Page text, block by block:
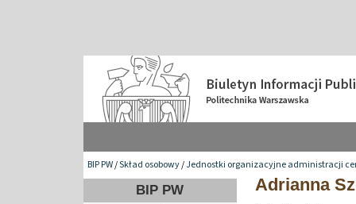
BIP PW/Skład osobowy/Jednostki organizacyjne administracji
BIP PW Adrianna